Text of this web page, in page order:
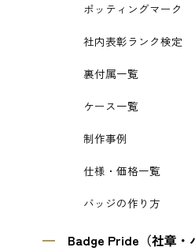
ポッティングマーク
社内表彰ランク検定
裏付属一覧
ケース一覧
制作事例
仕様・価格一覧
バッジの作り方
Badge Pride（社章・